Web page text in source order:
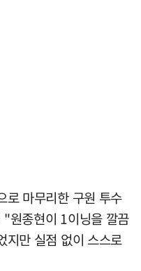
로 마무리한 구원 투수
원종현이 1이닝을 깔끔
지만 실점 없이 스스로